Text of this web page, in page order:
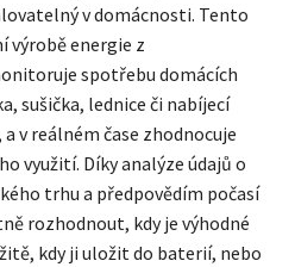
v domácnosti. Tento
výrobě energie z
spotřebu domácích
sušička, lednice či nabíjecí
v reálném čase zhodnocuje
využití. Díky analýze údajů o
trhu a předpovědím počasí
rozhodnout, kdy je výhodné
kdy ji uložit do baterií, nebo